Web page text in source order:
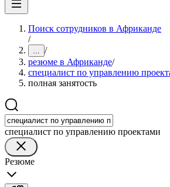
Поиск сотрудников в Африканде
/
... /
резюме в Африканде/
специалист по управлению
полная занятость
специалист по управлению проектами
Резюме